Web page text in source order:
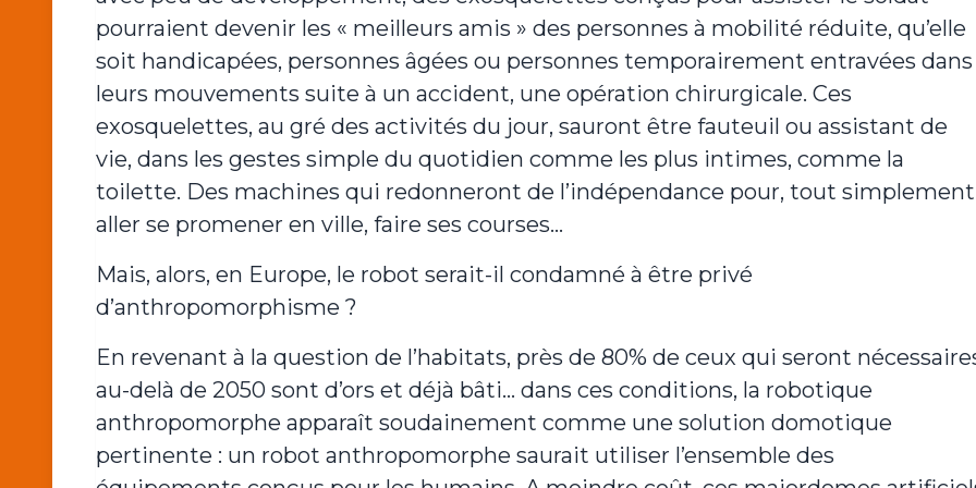
pourraient devenir les « meilleurs amis » des personnes à mobilité réduite, qu’elle
soit handicapées, personnes âgées ou personnes temporairement entravées dans
leurs mouvements suite à un accident, une opération chirurgicale. Ces
exosquelettes, au gré des activités du jour, sauront être fauteuil ou assistant de
vie, dans les gestes simple du quotidien comme les plus intimes, comme la
toilette. Des machines qui redonneront de l’indépendance pour, tout
aller se promener en ville, faire ses courses…
Mais, alors, en Europe, le robot serait-il condamné à être privé
d’anthropomorphisme ?
En revenant à la question de l’habitats, près de 80% de ceux qui seront
au-delà de 2050 sont d’ors et déjà bâti… dans ces conditions, la robotique
anthropomorphe apparaît soudainement comme une solution domotique
pertinente : un robot anthropomorphe saurait utiliser l’ensemble des